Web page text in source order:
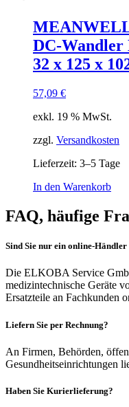
DC-Wandler
32 x 125 x
57,09 €
exkl. 19 % MwSt.
zzgl. Versandkosten
Lieferzeit: 3–5 Tage
In den Warenkorb
FAQ, häufige
Sind Sie nur ein online-
Die ELKOBA Service
medizintechnische Geräte
Ersatzteile an Fachkunden
Liefern Sie per Rechnung?
An Firmen, Behörden,
Gesundheitseinrichtungen
Haben Sie Kurierlieferung?